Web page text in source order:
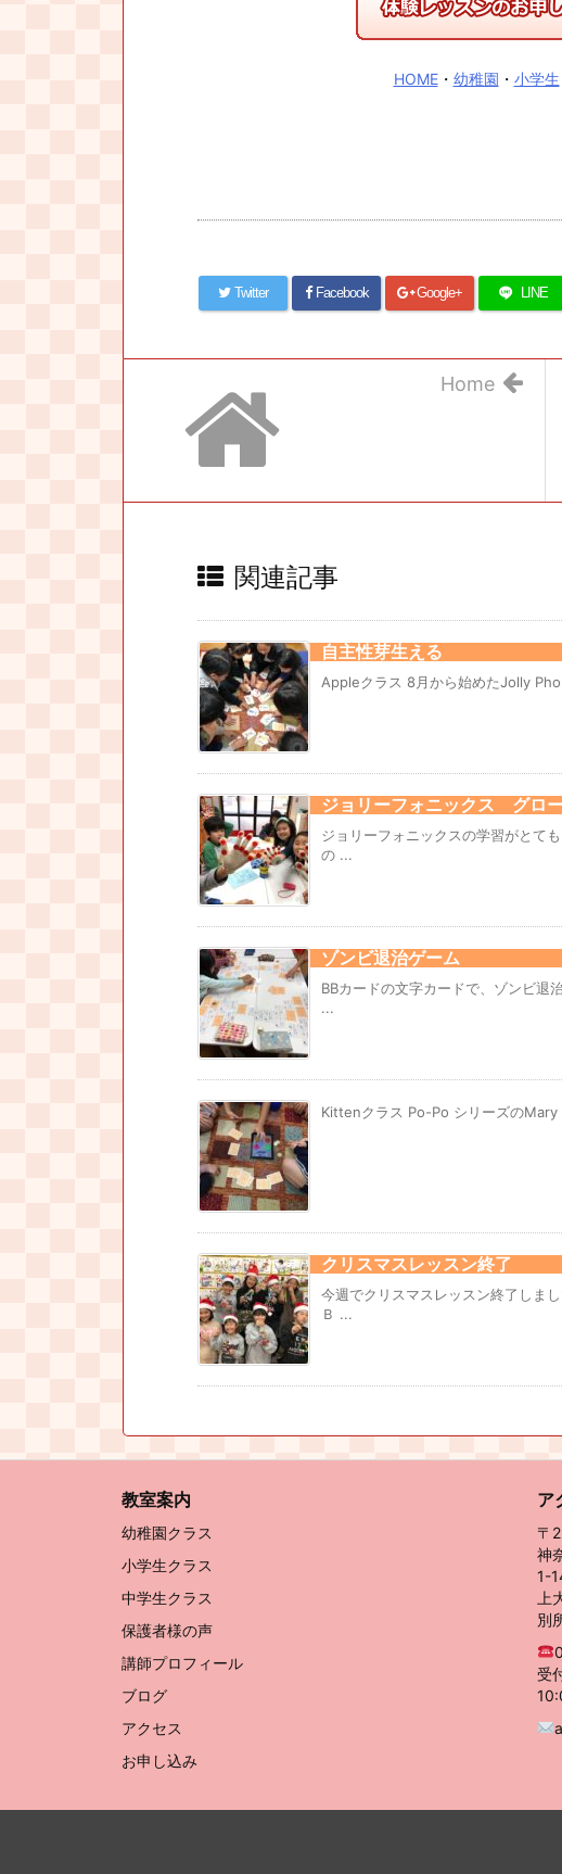
HOME・ 幼稚園 ・ 小学生
Twitter Facebook Google+ LINE
Home
関連記事
自主性芽生える
Appleクラス 8月から始めたJolly
ジョリーフォニックス グロ
ジョリーフォニックスの学習がとて
の ...
ゾンビ退治ゲーム
BBカードの文字カードで、ゾンビ退
...
Kittenクラス Po-Po シリーズの
クリスマスレッスン終了
今週でクリスマスレッスン終了しま
Ｂ ...
教室案内
幼稚園クラス
小学生クラス
中学生クラス
保護者様の声
講師プロフィール
ブログ
アクセス
お申し込み
ア
〒
神
1-
上
別
受